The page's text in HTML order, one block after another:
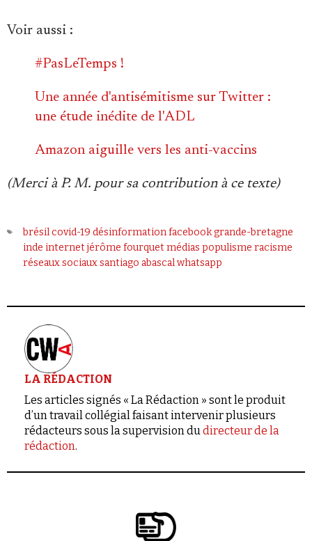
Voir aussi :
#PasLeTemps !
Une année d'antisémitisme sur Twitter :
une étude inédite de l'ADL
Amazon aiguille vers les anti-vaccins
(Merci à P. M. pour sa contribution à ce texte)
brésil covid-19 désinformation facebook grande-bretagne
inde internet jérôme fourquet médias populisme racisme
réseaux sociaux santiago abascal whatsapp
LA RÉDACTION
Les articles signés « La Rédaction » sont le produit
d’un travail collégial faisant intervenir plusieurs
rédacteurs sous la supervision du directeur de la
rédaction.